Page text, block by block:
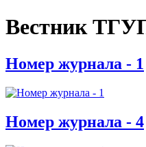
Вестник
Номер журнала - 1
Номер журнала - 4